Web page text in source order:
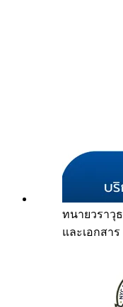
ทนายวราวุธ
และเอกสาร